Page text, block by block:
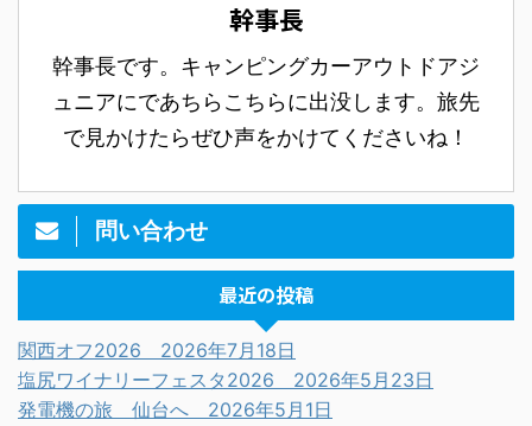
幹事長
幹事長です。キャンピングカーアウトドアジ
ュニアにであちらこちらに出没します。旅先
で見かけたらぜひ声をかけてくださいね！
問い合わせ
最近の投稿
関西オフ2026 2026年7月18日
塩尻ワイナリーフェスタ2026 2026年5月23日
発電機の旅 仙台へ 2026年5月1日